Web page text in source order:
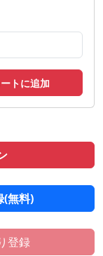
トに追加
(無料)
登録